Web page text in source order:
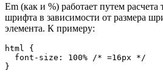
Em (как и %) работает путем расчета
шрифта в зависимости от размера
элемента. К примеру:
html
{
font-size : 100%
/* =16px */
}